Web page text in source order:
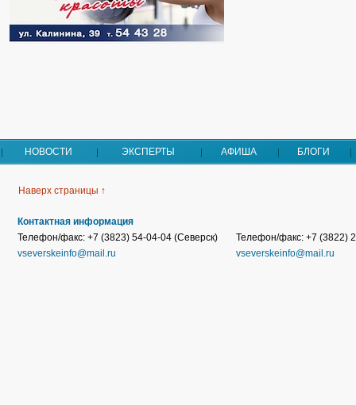
НОВОСТИ ЭКСПЕРТЫ АФИША БЛОГИ
Наверх страницы ↑
Контактная информация
Телефон/факс: +7 (3823) 54-04-04 (Северск)
vseverskeinfo@mail.ru
Телефон/факс: +7 (3822)
vseverskeinfo@mail.ru